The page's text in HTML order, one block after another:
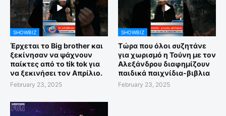
SHOWBIZ
Έρχεται το Big brother και
ξεκίνησαν να ψάχνουν
παίκτες από το tik tok για
να ξεκινήσει τον Απρίλιο.
February 23, 2025
SHOWBIZ
Τώρα που όλοι συζητάνε
για χωρισμό η Τούνη με τον
Αλεξάνδρου διαφημίζουν
παιδικά παιχνίδια-βιβλια
February 23, 2025